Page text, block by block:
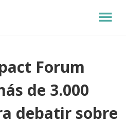
Forum
de 3.000
debatir sobre